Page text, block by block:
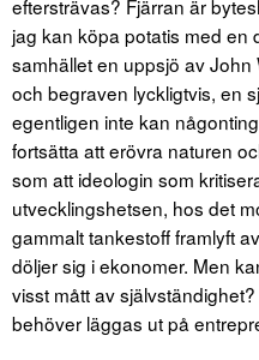
eftersträvas? Fjärran är
jag kan köpa potatis med en
samhället en uppsjö av
och begraven lyckligtvis, en
egentligen inte kan
fortsätta att erövra naturen
som att ideologin som
utvecklingshetsen, hos det
gammalt tankestoff framlyft
döljer sig i ekonomer. Men
visst mått av
behöver läggas ut på